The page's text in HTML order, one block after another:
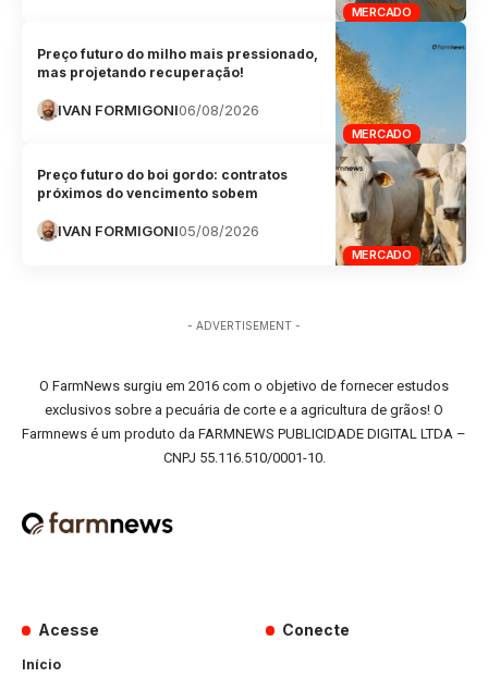
MERCADO
MERCADO
Preço futuro do milho mais pressionado,
mas projetando recuperação!
IVAN FORMIGONI06/08/2026
MERCADO
Preço futuro do boi gordo: contratos
próximos do vencimento sobem
IVAN FORMIGONI05/08/2026
- ADVERTISEMENT -
O FarmNews surgiu em 2016 com o objetivo de fornecer estudos
exclusivos sobre a pecuária de corte e a agricultura de grãos! O
Farmnews é um produto da FARMNEWS PUBLICIDADE DIGITAL LTDA –
CNPJ 55.116.510/0001-10.
Acesse
Início
Conecte